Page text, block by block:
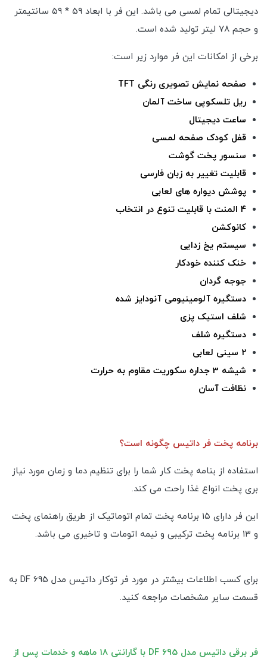
دیجیتالی تمام لمسی می باشد. این فر با ابعاد ۵۹ * ۵۹ سانتیمتر
و حجم ۷۸ لیتر تولید شده است.
برخی از امکانات این فر موارد زیر است:
صفحه نمایش تصویری رنگی TFT
ریل تلسکوپی ساخت آلمان
ساعت دیجیتال
قفل کودک صفحه لمسی
سنسور پخت گوشت
قابلیت تغییر به زبان فارسی
پوشش دیواره های لعابی
۴ المنت با قابلیت تنوع در انتخاب
کانوکشن
سیستم یخ زدایی
خنک کننده خودکار
جوجه گردان
دستگیره آلومینیومی آنودایز شده
شلف استیک پزی
دستگیره شلف
۲ سینی لعابی
شیشه 3 جداره سکوریت مقاوم به حرارت
نظافت آسان
برنامه پخت فر داتیس چگونه است؟
استفاده از بنامه پخت کار شما را برای تنظیم دما و زمان مورد نیاز
بری پخت انواع غذا راحت می کند.
این فر دارای ۱۵ برنامه پخت تمام اتوماتیک از طریق راهنمای پخت
و ۱۳ برنامه پخت ترکیبی و نیمه اتومات و تاخیری می باشد.
برای کسب اطلاعات بیشتر در مورد فر توکار داتیس مدل DF 695 به
قسمت سایر مشخصات مراجعه کنید.
فر برقی داتیس مدل DF 695 با گارانتی ۱۸ ماهه و خدمات پس از